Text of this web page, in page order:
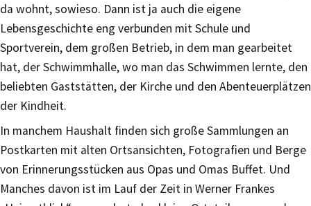
da wohnt, sowieso. Dann ist ja auch die eigene
Lebensgeschichte eng verbunden mit Schule und
Sportverein, dem großen Betrieb, in dem man gearbeitet
hat, der Schwimmhalle, wo man das Schwimmen lernte, den
beliebten Gaststätten, der Kirche und den Abenteuerplätzen
der Kindheit.
In manchem Haushalt finden sich große Sammlungen an
Postkarten mit alten Ortsansichten, Fotografien und Berge
von Erinnerungsstücken aus Opas und Omas Buffet. Und
Manches davon ist im Lauf der Zeit in Werner Frankes